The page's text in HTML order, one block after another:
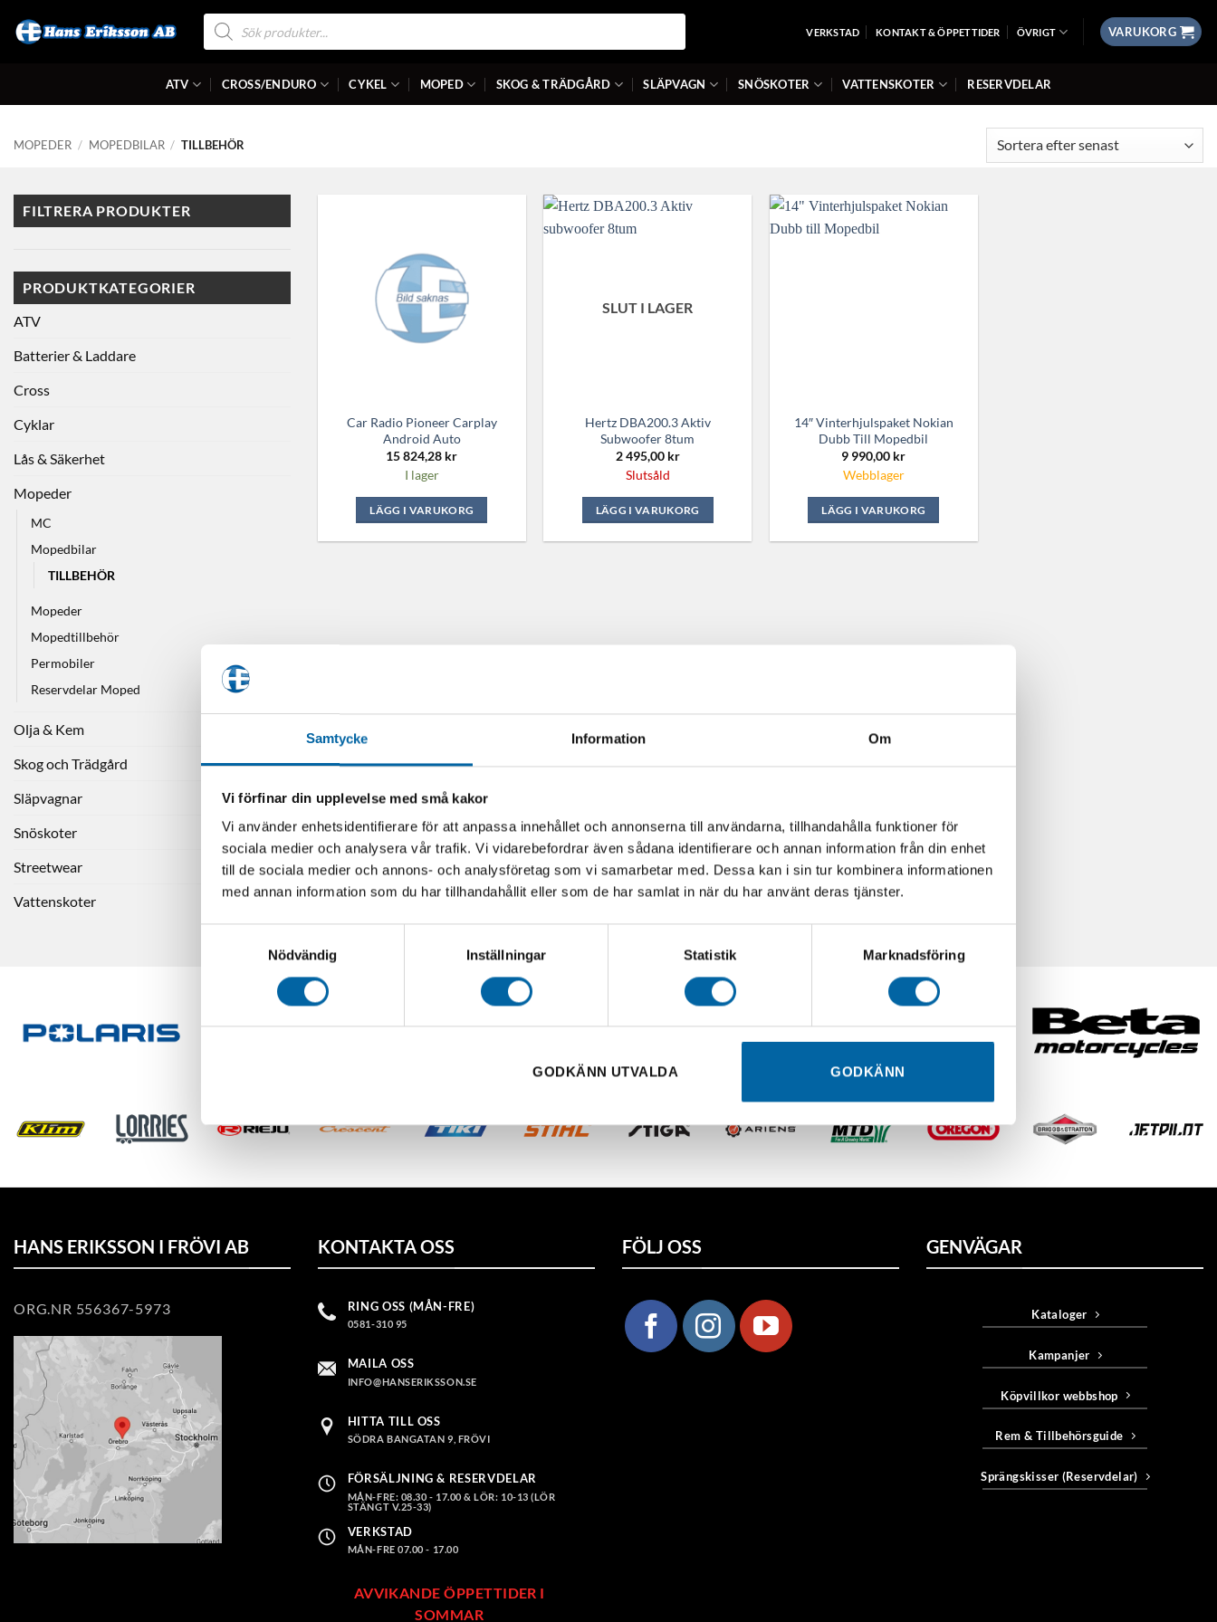
Samtycke Information Om
Vi förfinar din upplevelse med små kakor
Vi använder enhetsidentifierare för att anpassa innehållet och annonserna till användarna, tillhandahålla funktioner för
sociala medier och analysera vår trafik. Vi vidarebefordrar även sådana identifierare och annan information från din enhet
till de sociala medier och annons- och analysföretag som vi samarbetar med. Dessa kan i sin tur kombinera informationen
med annan information som du har tillhandahållit eller som de har samlat in när du har använt deras tjänster.
Nödvändig
Inställningar Statistik Marknadsföring
GODKÄNN UTVALDA GODKÄNN
Produktsökning
VERKSTAD KONTAKT & ÖPPETTIDER ÖVRIGT VARUKORG
ATV CROSS/ENDURO CYKEL MOPED SKOG & TRÄDGÅRD SLÄPVAGN SNÖSKOTER VATTENSKOTER RESERVDELAR
MOPEDER / MOPEDBILAR / TILLBEHÖR
FILTRERA PRODUKTER
PRODUKTKATEGORIER
ATV
Batterier & Laddare
Cross
Cyklar
Lås & Säkerhet
Mopeder
MC
Mopedbilar
TILLBEHÖR
Mopeder
Mopedtillbehör
Permobiler
Reservdelar Moped
Olja & Kem
Skog och Trädgård
Släpvagnar
Snöskoter
Streetwear
Vattenskoter
Car Radio Pioneer Carplay
Android Auto
15 824,28 kr
I lager
LÄGG I VARUKORG
SLUT I LAGER
Hertz DBA200.3 Aktiv
Subwoofer 8tum
2 495,00 kr
Slutsåld
LÄGG I VARUKORG
14″ Vinterhjulspaket Nokian
Dubb Till Mopedbil
9 990,00 kr
Webblager
LÄGG I VARUKORG
HANS ERIKSSON I FRÖVI AB
ORG.NR 556367-5973
KONTAKTA OSS
RING OSS (MÅN-FRE)
0581-310 95
MAILA OSS
INFO@HANSERIKSSON.SE
HITTA TILL OSS
SÖDRA BANGATAN 9, FRÖVI
FÖRSÄLJNING & RESERVDELAR
MÅN-FRE: 08.30 - 17.00 & LÖR: 10-13 (LÖR
STÄNGT V.25-33)
VERKSTAD
MÅN-FRE 07.00 - 17.00
AVVIKANDE ÖPPETTIDER I
SOMMAR
FÖLJ OSS GENVÄGAR
Kataloger
Kampanjer
Köpvillkor webbshop
Rem & Tillbehörsguide
Sprängskisser (Reservdelar)